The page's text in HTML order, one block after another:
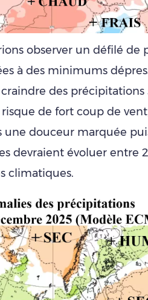
observer un défilé de
à des minimums
des précipitations
de fort coup de
une douceur marquée
devraient évoluer entre
climatiques.